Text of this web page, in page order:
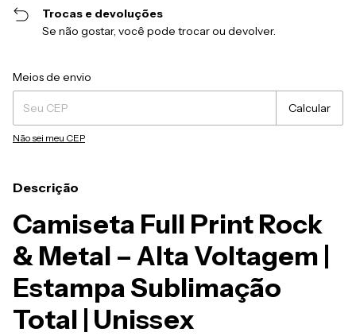
Trocas e devoluções
Se não gostar, você pode trocar ou devolver.
Entregas para o CEP:
Meios de envio
Calcular
Não sei meu CEP
Descrição
Camiseta Full Print Rock
& Metal – Alta Voltagem |
Estampa Sublimação
Total | Unissex